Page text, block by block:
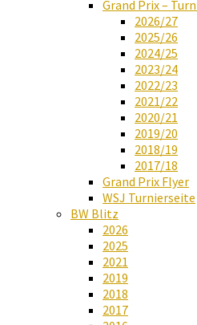
Grand Prix –
2026/27
2025/26
2024/25
2023/24
2022/23
2021/22
2020/21
2019/20
2018/19
2017/18
Grand Prix Flyer
WSJ Turnierseite
BW Blitz
2026
2025
2021
2019
2018
2017